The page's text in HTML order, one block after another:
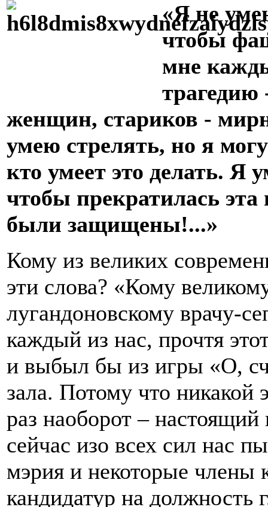
«Я не
чтобы
мне
трагедию
женщин, стариков -
умею стрелять, но я
кто умеет это делать. Я
чтобы прекратилась
были защищены!...»
Кому из великих
эти слова? «Кому
лугандоновскому врачу-
каждый из нас, прочтя
и выбыл бы из игры «О,
зала. Потому что никакой
раз наоборот –
сейчас изо всех сил нас
мэрия и некоторые члены
кандидатур на должность